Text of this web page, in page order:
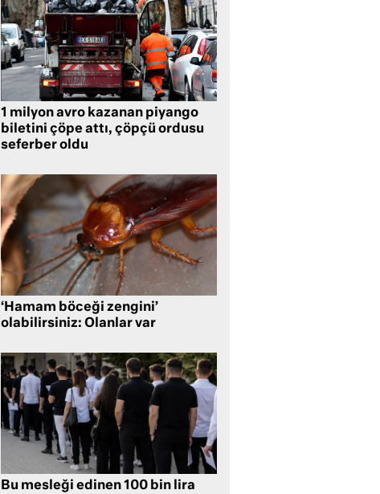
1 milyon avro kazanan piyango
biletini çöpe attı, çöpçü ordusu
seferber oldu
‘Hamam böceği zengini’
olabilirsiniz: Olanlar var
Bu mesleği edinen 100 bin lira